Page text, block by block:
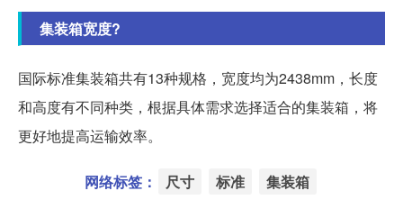
集装箱宽度?
国际标准集装箱共有13种规格，宽度均为2438mm，长度
和高度有不同种类，根据具体需求选择适合的集装箱，将
更好地提高运输效率。
网络标签： 尺寸 标准 集装箱